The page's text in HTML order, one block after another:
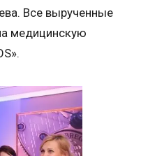
Все вырученные
медицинскую